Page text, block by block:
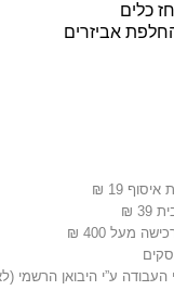
כלים
אביזרים
19 ₪
₪
מעל 400 ₪
ע”י היבואן הרשמי